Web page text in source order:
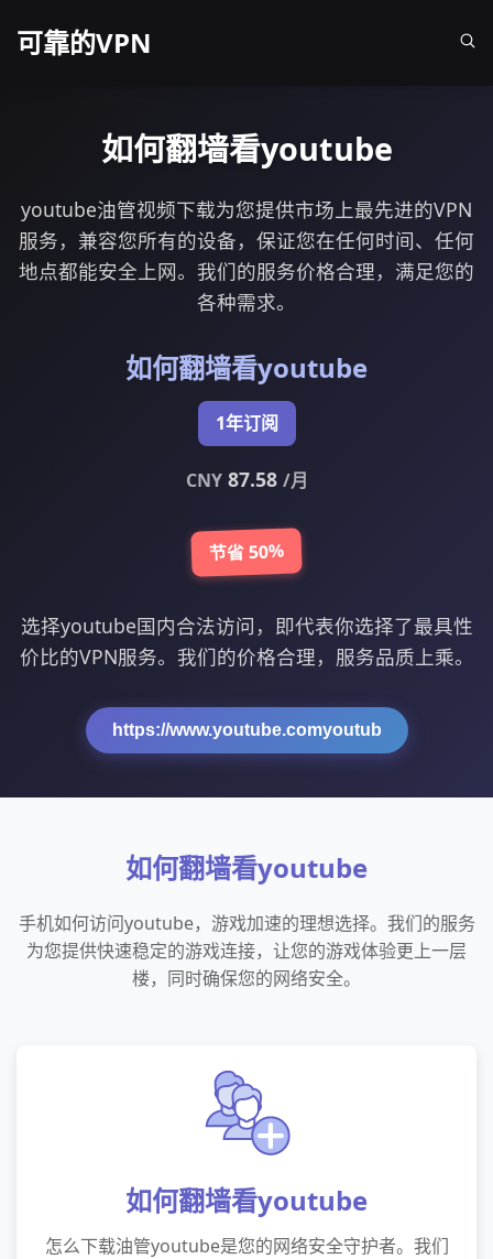
可靠的VPN
如何翻墙看youtube
youtube油管视频下载为您提供市场上最先进的VPN
服务，兼容您所有的设备，保证您在任何时间、任何
地点都能安全上网。我们的服务价格合理，满足您的
各种需求。
如何翻墙看youtube
1年订阅
CNY87.58 /月
节省 50%
选择youtube国内合法访问，即代表你选择了最具性
价比的VPN服务。我们的价格合理，服务品质上乘。
https://www.youtube.comyoutub
如何翻墙看youtube
手机如何访问youtube，游戏加速的理想选择。我们的服务
为您提供快速稳定的游戏连接，让您的游戏体验更上一层
楼，同时确保您的网络安全。
如何翻墙看youtube
怎么下载油管youtube是您的网络安全守护者。我们